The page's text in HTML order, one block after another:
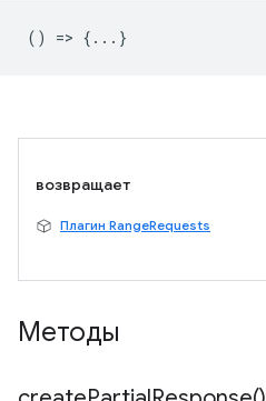
() => {...}
возвращает
Плагин RangeRequests
Методы